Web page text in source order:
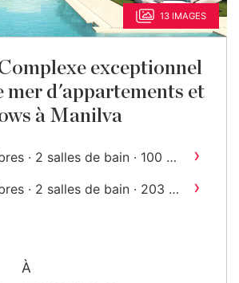
13 IMAGES
exceptionnel
mer d'appartements et
à Manilva
· 2 salles de bain · 100 m ›
· 2 salles de bain · 203 m ›
À